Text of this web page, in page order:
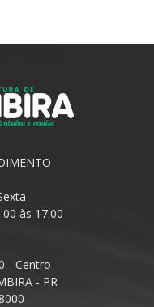
às 17:00
- Centro
- PR